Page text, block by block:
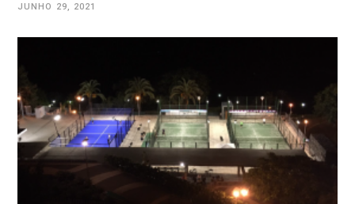
JUNHO 29, 2021